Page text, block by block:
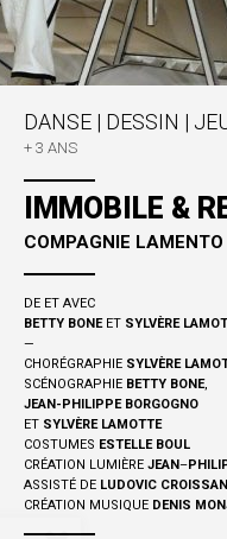
DANSE | DESSIN |
+ 3 ANS
IMMOBILE &
COMPAGNIE LAMENTO
DE ET AVEC
BETTY BONEET SYLVÈRE
—
CHORÉGRAPHIE SYLVÈRE
SCÉNOGRAPHIE BETTY BONE,
JEAN-PHILIPPE BORGOGNO
ET SYLVÈRE LAMOTTE
COSTUMES ESTELLE BOUL
CRÉATION LUMIÈREJEAN–
ASSISTÉ DE LUDOVIC
CRÉATION MUSIQUE DENIS